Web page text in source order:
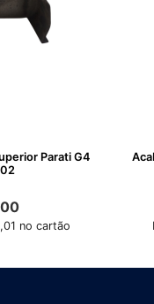
G4
no cartão